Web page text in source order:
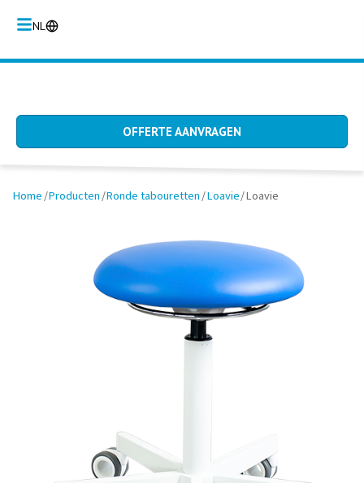
NL
OFFERTE AANVRAGEN
Home/Producten/Ronde tabouretten/Loavie/Loavie